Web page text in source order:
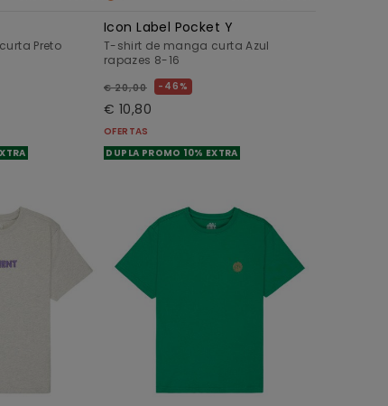
Preto
Icon Label Pocket Y
T-shirt de manga curta Azul
rapazes 8-16
€ 20,00 46%
€ 10,80
OFERTAS
DUPLA PROMO 10% EXTRA